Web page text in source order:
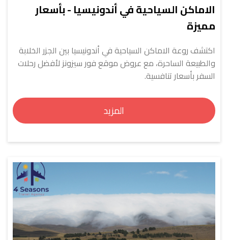
الاماكن السياحية في أندونيسيا - بأسعار
مميزة
اكتشف روعة الاماكن السياحية في أندونيسيا بين الجزر الخلابة
والطبيعة الساحرة، مع عروض موقع فور سيزونز لأفضل رحلات
السفر بأسعار تنافسية.
المزيد